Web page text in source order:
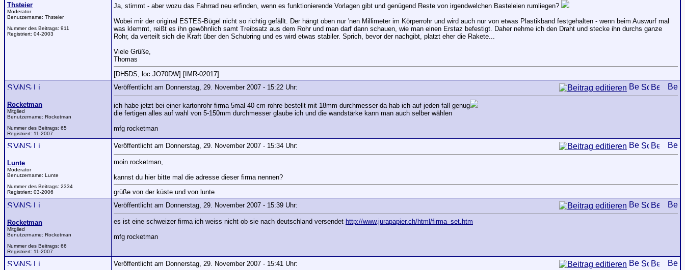
Thsteier
Moderator
Benutzername: Thsteier
Nummer des Beitrags: 911
Registriert: 04-2003
Ja, stimmt - aber wozu das Fahrrad neu erfinden, wenn es funktionierende Vorlagen gibt und genügend Reste von irgendwelchen Basteleien rumliegen?
Wobei mir der original ESTES-Bügel nicht so richtig gefällt. Der hängt oben nur 'nen Millimeter im Körperrohr und wird auch nur von etwas Plastikband festgehalten - wenn beim Auswurf mal
was klemmt, reißt es ihn gewöhnlich samt Treibsatz aus dem Rohr und man darf dann schauen, wie man einen Erstaz befestigt. Daher nehme ich den Draht und stecke ihn durchs ganze
Rohr, da verteilt sich die Kraft über den Schubring und es wird etwas stabiler. Sprich, bevor der nachgibt, platzt eher die Rakete...
Viele Grüße,
Thomas
[DH5DS, loc.JO70DW] [IMR-02017]
Rocketman
Mitglied
Benutzername: Rocketman
Nummer des Beitrags: 65
Registriert: 11-2007
Veröffentlicht am Donnerstag, 29. November 2007 - 15:22 Uhr:
ich habe jetzt bei einer kartonrohr firma 5mal 40 cm rohre bestellt mit 18mm durchmesser da hab ich auf jeden fall genug
die fertigen alles auf wahl von 5-150mm durchmesser glaube ich und die wandstärke kann man auch selber wählen
mfg rocketman
Lunte
Moderator
Benutzername: Lunte
Nummer des Beitrags: 2334
Registriert: 03-2006
Veröffentlicht am Donnerstag, 29. November 2007 - 15:34 Uhr:
moin rocketman,
kannst du hier bitte mal die adresse dieser firma nennen?
grüße von der küste und von lunte
Rocketman
Mitglied
Benutzername: Rocketman
Nummer des Beitrags: 66
Registriert: 11-2007
Veröffentlicht am Donnerstag, 29. November 2007 - 15:39 Uhr:
es ist eine schweizer firma ich weiss nicht ob sie nach deutschland versendet http://www.jurapapier.ch/html/firma_set.htm
mfg rocketman
Veröffentlicht am Donnerstag, 29. November 2007 - 15:41 Uhr: